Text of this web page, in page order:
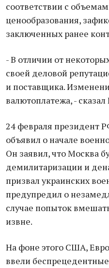
соответствии с
ценообразования,
заключенных ранее
- В отличии от
своей деловой
и поставщика.
валютоплатежа, - сказал
24 февраля президент
объявил о начале
Он заявил, что Москва
демилитаризации и
призвал украинских
предупредил о
случае попыток
извне.
На фоне этого США,
ввели